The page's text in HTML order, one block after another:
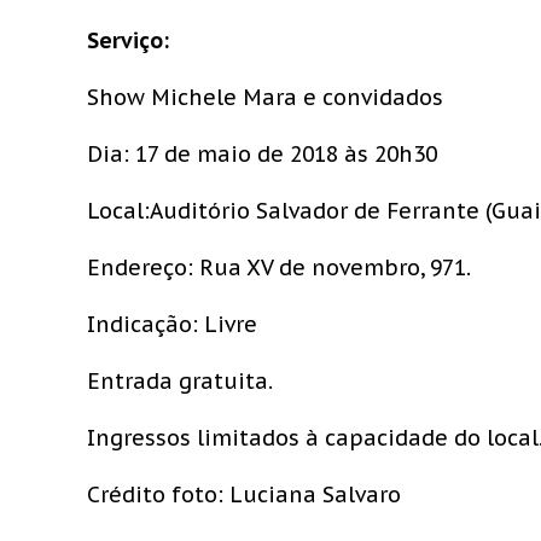
Serviço:
Show Michele Mara e convidados
Dia: 17 de maio de 2018 às 20h30
Local:Auditório Salvador de Ferrante
Endereço: Rua XV de novembro, 971.
Indicação: Livre
Entrada gratuita.
Ingressos limitados à capacidade do local.
Crédito foto: Luciana Salvaro